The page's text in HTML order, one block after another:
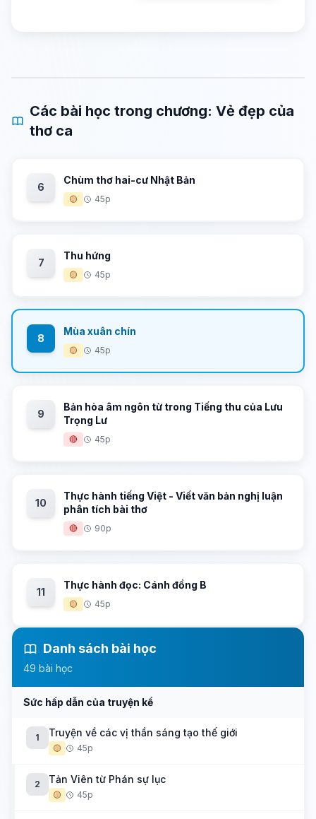
Các bài học trong chương: Vẻ đẹp của
thơ ca
6
Chùm thơ hai-cư Nhật Bản
🟡 45p
7
Thu hứng
🟡 45p
8
Mùa xuân chín
🟡 45p
9
Bản hòa âm ngôn từ trong Tiếng thu của Lưu
Trọng Lư
🔴 45p
10
Thực hành tiếng Việt - Viết văn bản nghị luận
phân tích bài thơ
🔴 90p
11
Thực hành đọc: Cánh đồng B
🟡 45p
Danh sách bài học
49 bài học
Sức hấp dẫn của truyện kể
1 Truyện về các vị thần sáng tạo thế giới
🟡 45p
2 Tản Viên từ Phán sự lục
🟡 45p